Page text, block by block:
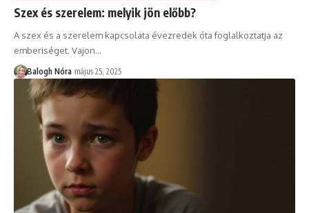
Szex és szerelem: melyik jön előbb?
A szex és a szerelem kapcsolata évezredek óta foglalkoztatja az
emberiséget. Vajon…
Balogh Nóra május 25, 2025